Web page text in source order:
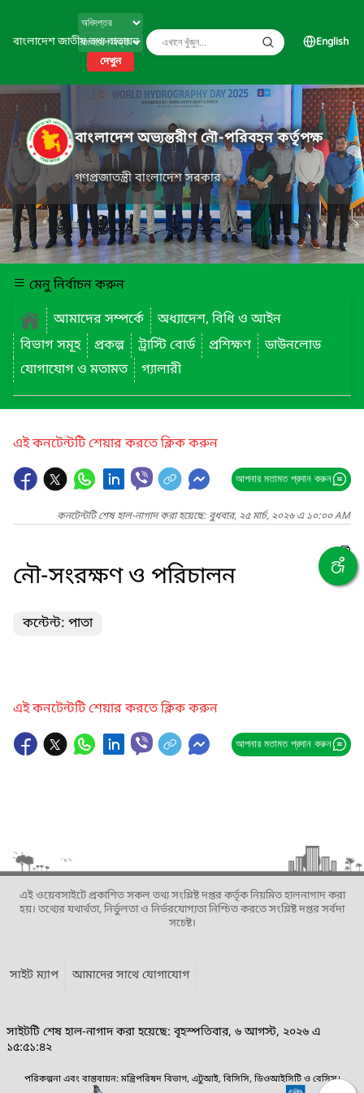
বাংলাদেশ জাতীয় তথ্য বাতায়ন
দেখুন
English
বাংলাদেশ অভ্যন্তরীণ নৌ-পরিবহন কর্তৃপক্ষ
গণপ্রজাতন্ত্রী বাংলাদেশ সরকার
মেনু নির্বাচন করুন
আমাদের সম্পর্কে
অধ্যাদেশ, বিধি ও আইন
বিভাগ সমূহ
প্রকল্প ট্রাস্টি বোর্ড প্রশিক্ষণ
ডাউনলোড
যোগাযোগ ও মতামত
গ্যালারী
এই কনটেন্টটি শেয়ার করতে ক্লিক করুন
আপনার মতামত প্রদান করুন
কনটেন্টটি শেষ হাল-নাগাদ করা হয়েছে: বুধবার, ২৫ মার্চ, ২০২৬ এ ১০:০০ AM
নৌ-সংরক্ষণ ও পরিচালন
কন্টেন্ট: পাতা
এই কনটেন্টটি শেয়ার করতে ক্লিক করুন
আপনার মতামত প্রদান করুন
এই ওয়েবসাইটে প্রকাশিত সকল তথ্য সংশ্লিষ্ট দপ্তর কর্তৃক নিয়মিত হালনাগাদ করা
হয়। তথ্যের যথার্থতা, নির্ভুলতা ও নির্ভরযোগ্যতা নিশ্চিত করতে সংশ্লিষ্ট দপ্তর সর্বদা
সচেষ্ট।
সাইট ম্যাপ আমাদের সাথে যোগাযোগ
সাইটটি শেষ হাল-নাগাদ করা হয়েছে: বৃহস্পতিবার, ৬ আগস্ট, ২০২৬ এ
১৫:৫১:৪২
পরিকল্পনা এবং বাস্তবায়ন: মন্ত্রিপরিষদ বিভাগ, এটুআই, বিসিসি, ডিওআইসিটি ও বেসিস।